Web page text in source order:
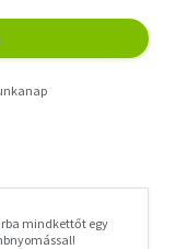
mindkettőt egy